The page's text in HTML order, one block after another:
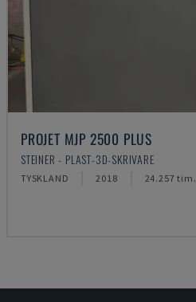
PROJET MJP 2500 PLUS
STEINER - PLAST-3D-SKRIVARE
TYSKLAND 2018 24.257 tim.